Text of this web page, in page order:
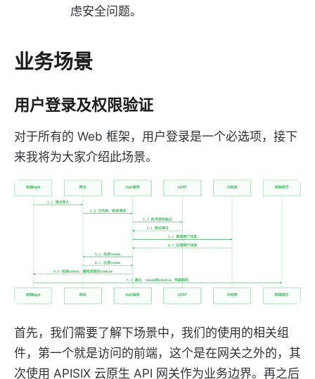
虑安全问题。
业务场景
用户登录及权限验证
对于所有的 Web 框架，用户登录是一个必选项，接下
来我将为大家介绍此场景。
首先，我们需要了解下场景中，我们的使用的相关组
件，第一个就是访问的前端，这个是在网关之外的，其
次使用 APISIX 云原生 API 网关作为业务边界。再之后